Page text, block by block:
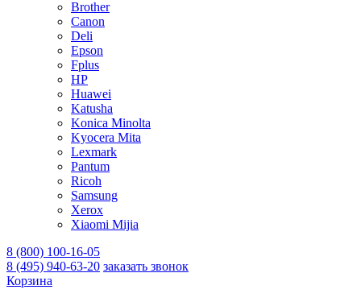
Brother
Canon
Deli
Epson
Fplus
HP
Huawei
Katusha
Konica Minolta
Kyocera Mita
Lexmark
Pantum
Ricoh
Samsung
Xerox
Xiaomi Mijia
8 (800) 100-16-05
8 (495) 940-63-20 заказать звонок
Корзина